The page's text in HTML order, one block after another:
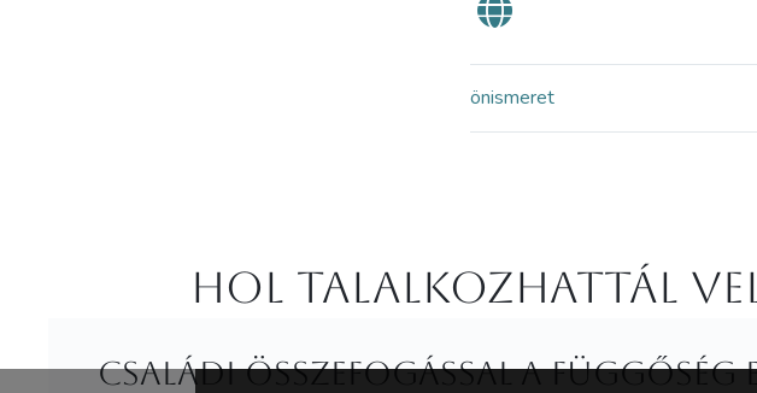
önismeret
Hol Talalkozhattál
Családi összefogással a függőség